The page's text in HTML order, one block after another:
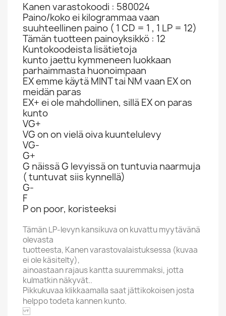
Kanen varastokoodi : 580024
Paino/koko ei kilogrammaa vaan
suuhteellinen paino ( 1 CD = 1 , 1 LP = 12)
Tämän tuotteen painoyksikkö : 12
Kuntokoodeista lisätietoja
kunto jaettu kymmeneen luokkaan
parhaimmasta huonoimpaan
EX emme käytä MINT tai NM vaan EX on
meidän paras
EX+ ei ole mahdollinen, sillä EX on paras
kunto
VG+
VG on on vielä oiva kuuntelulevy
VG-
G+
G näissä G levyissä on tuntuvia naarmuja
( tuntuvat siis kynnellä)
G-
F
P on poor, koristeeksi
Tämän LP-levyn kansikuva on kuvattu myytävänä
olevasta
tuotteesta, Kanen varastovalaistuksessa (kuvaa
ei ole käsitelty),
ainoastaan rajaus kantta suuremmaksi, jotta
kulmatkin näkyvät..
Pikkukuvaa klikkaamalla saat jättikokoisen josta
helppo todeta kannen kunto.